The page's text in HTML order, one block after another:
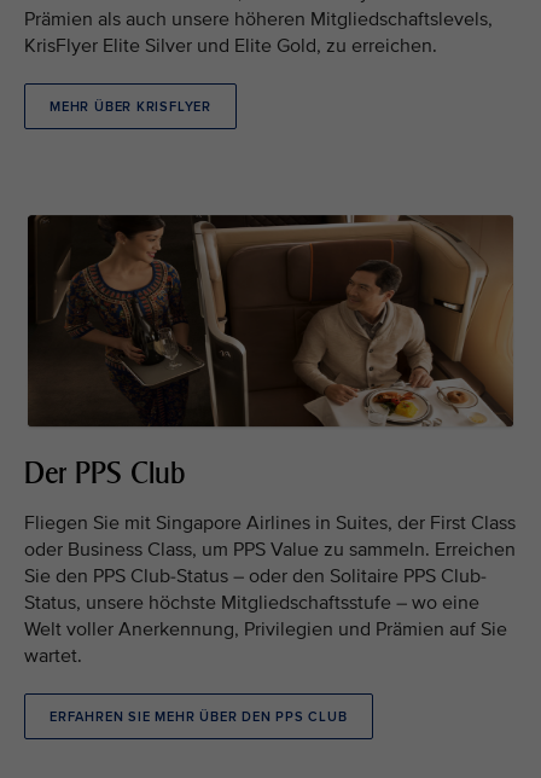
Prämien als auch unsere höheren Mitgliedschaftslevels,
KrisFlyer Elite Silver und Elite Gold, zu erreichen.
MEHR ÜBER KRISFLYER
Der PPS Club
Fliegen Sie mit Singapore Airlines in Suites, der First Class
oder Business Class, um PPS Value zu sammeln. Erreichen
Sie den PPS Club-Status – oder den Solitaire PPS Club-
Status, unsere höchste Mitgliedschaftsstufe – wo eine
Welt voller Anerkennung, Privilegien und Prämien auf Sie
wartet.
ERFAHREN SIE MEHR ÜBER DEN PPS CLUB